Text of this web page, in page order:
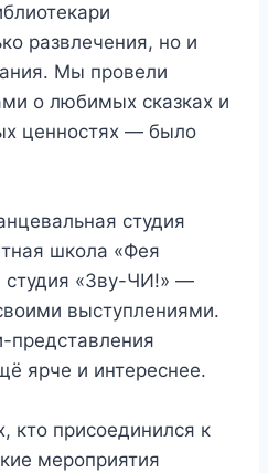
развлечения, но и
Мы провели
о любимых сказках и
ценностях — было
студия
школа «Фея
студия «Зву-ЧИ!» —
выступлениями.
представления
ярче и интереснее.
кто присоединился к
мероприятия